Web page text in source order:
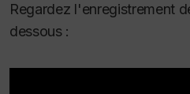
Regardez l'enregistrement
dessous :